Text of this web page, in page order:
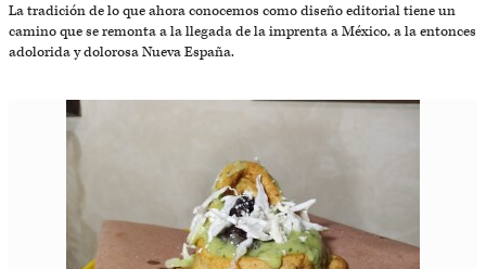
La tradición de lo que ahora conocemos como diseño editorial tiene un
camino que se remonta a la llegada de la imprenta a México, a la entonces
adolorida y dolorosa Nueva España.